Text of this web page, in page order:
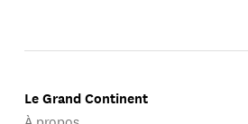
Le Grand Continent